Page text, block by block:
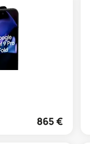
865€